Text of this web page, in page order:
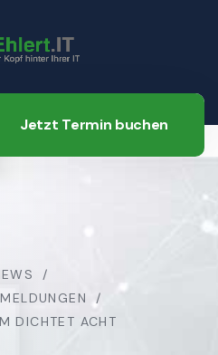
Jetzt Termin buchen
DICHTET ACHT